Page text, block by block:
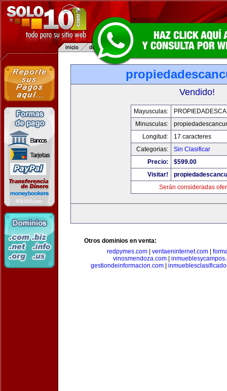
Vendido!
Mayusculas:
Minusculas:
Longitud:
17 caracteres
Categorias:
Sin Clasificar
Precio:
$599.00
Visitar!
Serán consideradas
Otros dominios en venta:
redpymes.com
ventaeninternet.com
vinosmendoza.com|
gestiondeinformacion.com